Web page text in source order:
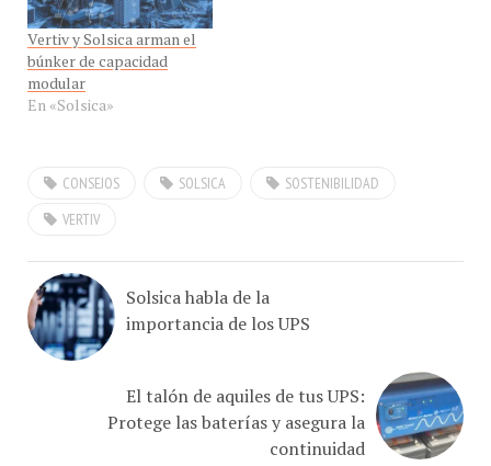
Vertiv y Solsica arman el
búnker de capacidad
modular
En «Solsica»
VERTIV
importancia de los UPS
Protege las baterías y asegura la
continuidad